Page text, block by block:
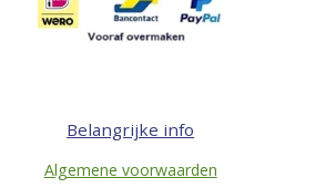
Belangrijke info
Algemene voorwaarden